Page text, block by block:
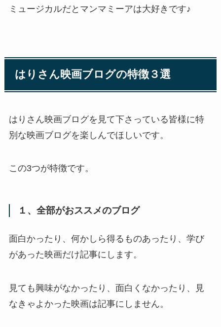
ミュージカルだとマンマミーアは大好きです♪
はりさん映画ブログの特徴３選
はりさん映画ブログを見て下さっている皆様に特
別な映画ブログを楽しんでほしいです。
この3つが特徴です。
１、全部がおススメのブログ
面白かったり、何かしら得るものあったり、学び
があった映画だけ記事にします。
見ても興味がなかったり、面白くなかったり、見
なきゃよかった映画は記事にしません。